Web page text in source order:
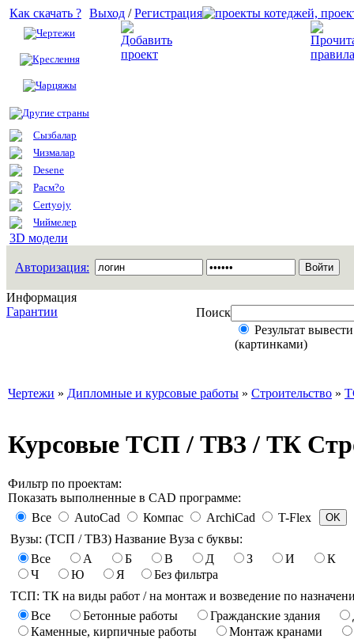
Как скачать ?
Чертежи
Креслення
Чарцяжы
Другие страны
Сызбалар
Чизмалар
Desene
Расм?о
Certyojy
Чиймелер
3D модели
Выход /Регистрация
Авторизация:
Информация
Гарантии
Поиск
Результат
(картинками)
Чертежи » Дипломные и курсовые работы » Строительство »
Курсовые ТСП / ТВЗ / ТК
Фильтр по проектам:
Показать выполненные в CAD программе:
Все
AutoCad Компас ArchiCad
T-Flex
Вузы: (ТСП / ТВЗ) Название Вуза с буквы:
Все
А Б В Д З И
К
Ч
Ю Я
Без фильтра
ТСП: ТК на виды работ / на монтаж и возведение по
Все
Бетонные работы Гражданские здания
Каменные, кирпичные работы
Монтаж кранами